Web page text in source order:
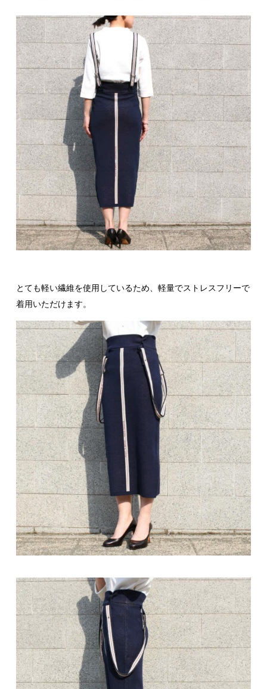
とても軽い繊維を使用しているため、軽量でストレスフリーで
着用いただけます。